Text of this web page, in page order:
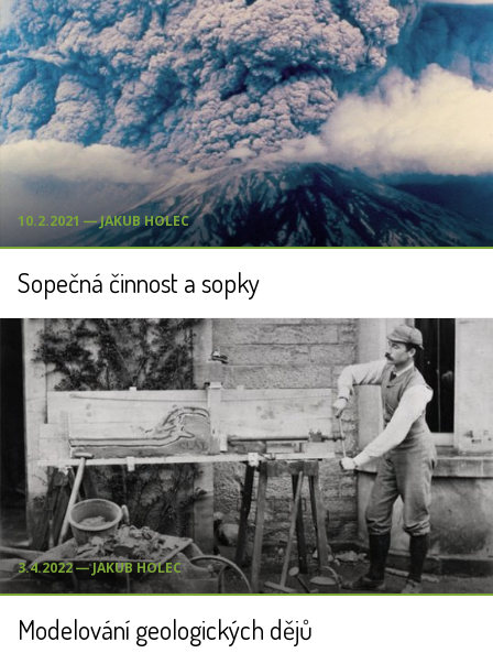
10.2.2021 ― JAKUB HOLEC
Sopečná činnost a sopky
3.4.2022 ― JAKUB HOLEC
Modelování geologických dějů